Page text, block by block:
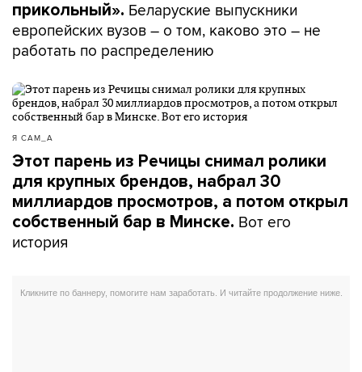
прикольный». Беларуские выпускники
европейских вузов – о том, каково это – не
работать по распределению
Я САМ_А
Этот парень из Речицы снимал ролики
для крупных брендов, набрал 30
миллиардов просмотров, а потом открыл
собственный бар в Минске. Вот его
история